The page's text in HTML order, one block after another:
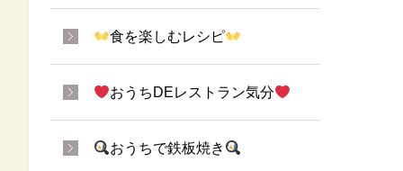
食を楽しむレシピ
おうちDEレストラン気分
おうちで鉄板焼き